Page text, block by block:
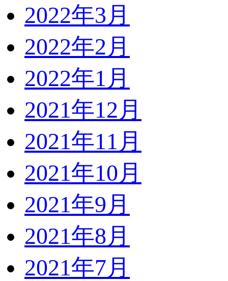
2022年3月
2022年2月
2022年1月
2021年12月
2021年11月
2021年10月
2021年9月
2021年8月
2021年7月